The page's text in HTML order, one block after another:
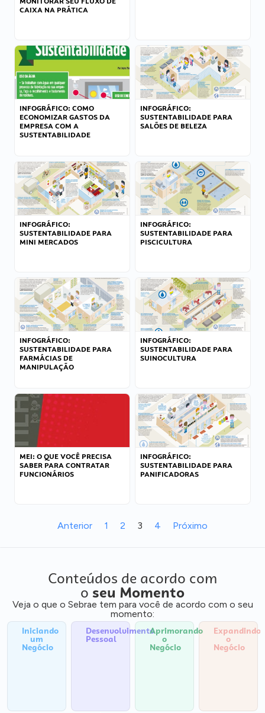
CAIXA NA PRÁTICA
INFOGRÁFICO: COMO
ECONOMIZAR GASTOS DA
EMPRESA COM A
SUSTENTABILIDADE
INFOGRÁFICO:
SUSTENTABILIDADE PARA
SALÕES DE BELEZA
INFOGRÁFICO:
SUSTENTABILIDADE PARA
MINI MERCADOS
INFOGRÁFICO:
SUSTENTABILIDADE PARA
PISCICULTURA
INFOGRÁFICO:
SUSTENTABILIDADE PARA
FARMÁCIAS DE
MANIPULAÇÃO
INFOGRÁFICO:
SUSTENTABILIDADE PARA
SUINOCULTURA
MEI: O QUE VOCÊ PRECISA
SABER PARA CONTRATAR
FUNCIONÁRIOS
INFOGRÁFICO:
SUSTENTABILIDADE PARA
PANIFICADORAS
Anterior 1 2 3 4 Próximo
Conteúdos de acordo com
o seu Momento
Veja o que o Sebrae tem para você de acordo com o seu
momento:
Iniciando
um
Negócio
Desenvolvimento
Pessoal
Aprimorando
o
Negócio
Expandindo
o
Negócio